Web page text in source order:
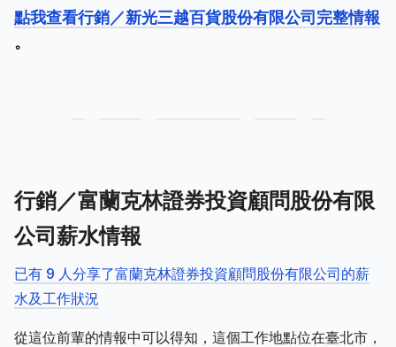
點我查看行銷／新光三越百貨股份有限公司完整情報
。
行銷／富蘭克林證券投資顧問股份有限
公司薪水情報
已有 9 人分享了富蘭克林證券投資顧問股份有限公司的薪
水及工作狀況
從這位前輩的情報中可以得知，這個工作地點位在臺北市，